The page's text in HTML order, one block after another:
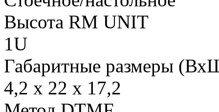
Высота RM UNIT
1U
Габаритные размеры
4,2 x 22 x 17,2